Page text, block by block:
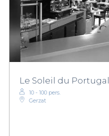
Le Soleil du Portugal
10 - 100 pers.
Gerzat